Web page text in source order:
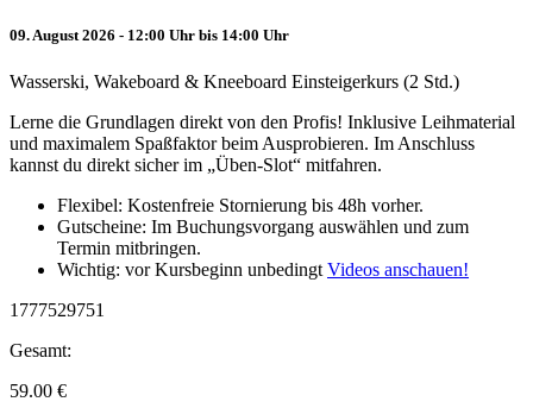
09. August 2026 - 12:00 Uhr bis 14:00 Uhr
Wasserski, Wakeboard & Kneeboard Einsteigerkurs (2 Std.)
Lerne die Grundlagen direkt von den Profis! Inklusive Leihmaterial
und maximalem Spaßfaktor beim Ausprobieren. Im Anschluss
kannst du direkt sicher im „Üben-Slot“ mitfahren.
Flexibel: Kostenfreie Stornierung bis 48h vorher.
Gutscheine: Im Buchungsvorgang auswählen und zum
Termin mitbringen.
Wichtig: vor Kursbeginn unbedingt Videos anschauen!
1777529751
Gesamt:
59.00 €